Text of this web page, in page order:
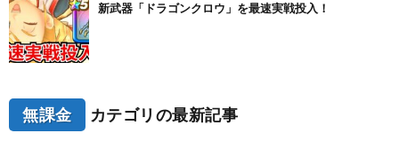
新武器「ドラゴンクロウ」を最速実戦投入！
無課金 カテゴリの最新記事